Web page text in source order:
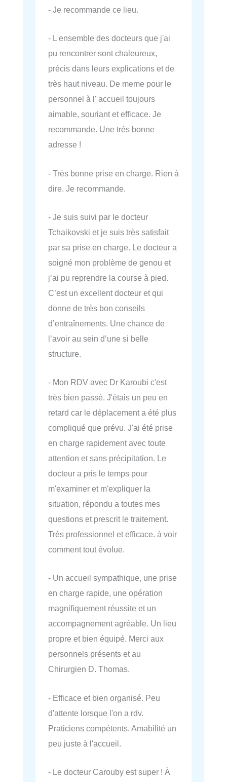
- Je recommande ce lieu.
- L ensemble des docteurs que j'ai
pu rencontrer sont chaleureux,
précis dans leurs explications et de
très haut niveau. De meme pour le
personnel à l' accueil toujours
aimable, souriant et efficace. Je
recommande. Une très bonne
adresse !
- Très bonne prise en charge. Rien à
dire. Je recommande.
- Je suis suivi par le docteur
Tchaikovski et je suis très satisfait
par sa prise en charge. Le docteur a
soigné mon problème de genou et
j’ai pu reprendre la course à pied.
C’est un excellent docteur et qui
donne de très bon conseils
d’entraînements. Une chance de
l’avoir au sein d’une si belle
structure.
- Mon RDV avec Dr Karoubi c'est
très bien passé. J'étais un peu en
retard car le déplacement a été plus
compliqué que prévu. J'ai été prise
en charge rapidement avec toute
attention et sans précipitation. Le
docteur a pris le temps pour
m'examiner et m'expliquer la
situation, répondu a toutes mes
questions et prescrit le traitement.
Très professionnel et efficace. à voir
comment tout évolue.
- Un accueil sympathique, une prise
en charge rapide, une opération
magnifiquement réussite et un
accompagnement agréable. Un lieu
propre et bien équipé. Merci aux
personnels présents et au
Chirurgien D. Thomas.
- Efficace et bien organisé. Peu
d'attente lorsque l'on a rdv.
Praticiens compétents. Amabilité un
peu juste à l'accueil.
- Le docteur Carouby est super ! À